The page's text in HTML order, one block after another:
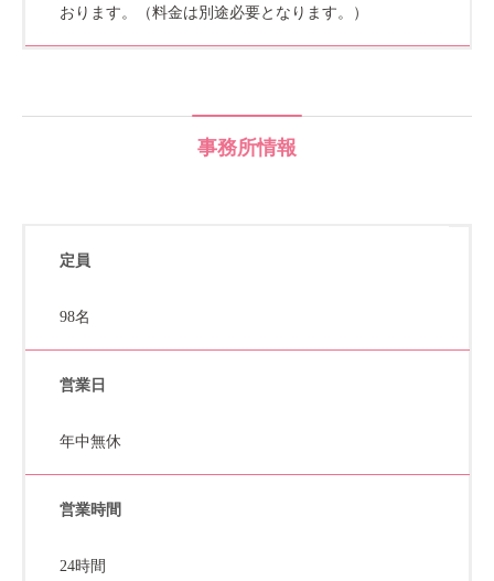
おります。（料金は別途必要となります。）
事務所情報
定員
98名
営業日
年中無休
営業時間
24時間